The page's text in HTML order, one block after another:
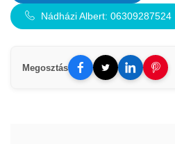
Nádházi Albert: 06309287524
Megosztás